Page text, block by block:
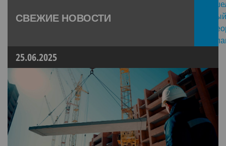
СВЕЖИЕ НОВОСТИ
25.06.2025